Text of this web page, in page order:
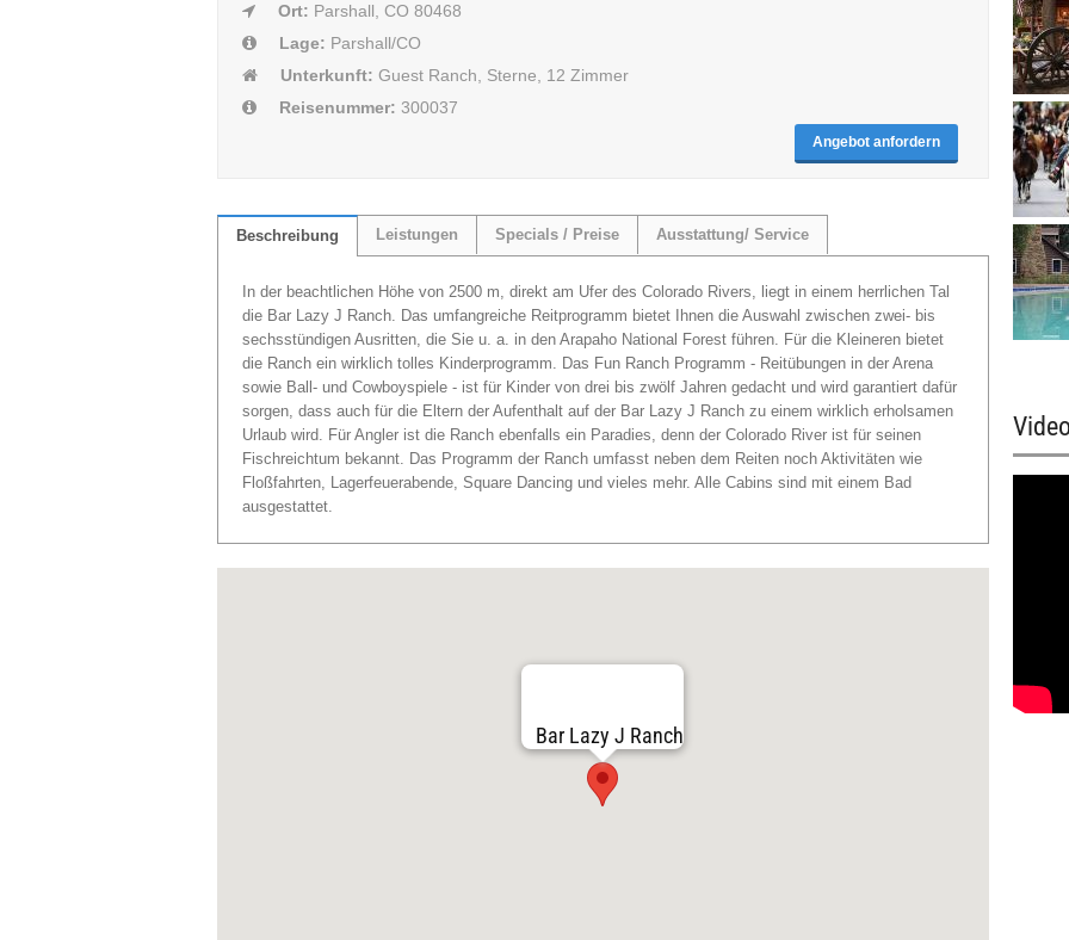
Ort: Parshall, CO 80468
Lage: Parshall/CO
Unterkunft: Guest Ranch, Sterne, 12 Zimmer
Reisenummer: 300037
Angebot anfordern
Beschreibung Leistungen Specials / Preise Ausstattung/ Service
In der beachtlichen Höhe von 2500 m, direkt am Ufer des Colorado Rivers, liegt in einem herrlichen Tal
die Bar Lazy J Ranch. Das umfangreiche Reitprogramm bietet Ihnen die Auswahl zwischen zwei- bis
sechsstündigen Ausritten, die Sie u. a. in den Arapaho National Forest führen. Für die Kleineren bietet
die Ranch ein wirklich tolles Kinderprogramm. Das Fun Ranch Programm - Reitübungen in der Arena
sowie Ball- und Cowboyspiele - ist für Kinder von drei bis zwölf Jahren gedacht und wird garantiert dafür
sorgen, dass auch für die Eltern der Aufenthalt auf der Bar Lazy J Ranch zu einem wirklich erholsamen
Urlaub wird. Für Angler ist die Ranch ebenfalls ein Paradies, denn der Colorado River ist für seinen
Fischreichtum bekannt. Das Programm der Ranch umfasst neben dem Reiten noch Aktivitäten wie
Floßfahrten, Lagerfeuerabende, Square Dancing und vieles mehr. Alle Cabins sind mit einem Bad
ausgestattet.
Bar Lazy J Ranch